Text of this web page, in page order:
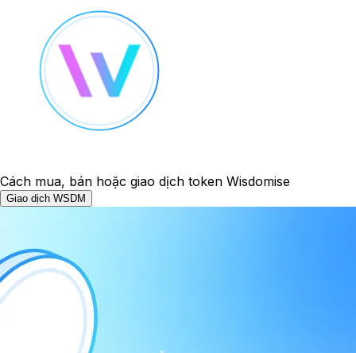
Cách mua, bán hoặc giao dịch token Wisdomise
Giao dịch WSDM